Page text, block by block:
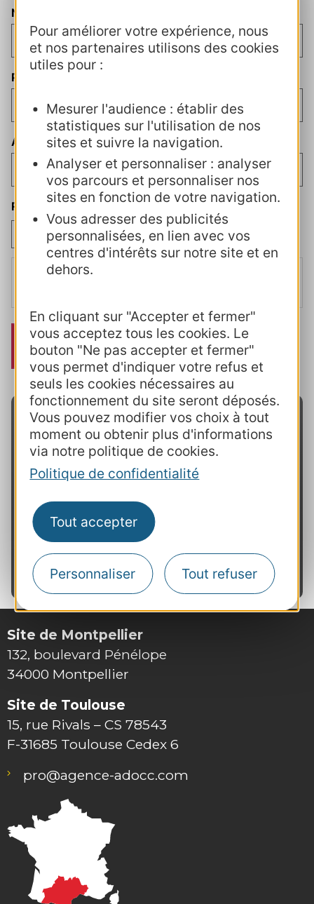
Pour améliorer votre expérience, nous
et nos partenaires utilisons des cookies
utiles pour :
Mesurer l'audience : établir des
statistiques sur l'utilisation de nos
sites et suivre la navigation.
Analyser et personnaliser : analyser
vos parcours et personnaliser nos
sites en fonction de votre navigation.
Vous adresser des publicités
personnalisées, en lien avec vos
centres d'intérêts sur notre site et en
dehors.
En cliquant sur "Accepter et fermer"
vous acceptez tous les cookies. Le
bouton "Ne pas accepter et fermer"
vous permet d'indiquer votre refus et
seuls les cookies nécessaires au
fonctionnement du site seront déposés.
Vous pouvez modifier vos choix à tout
moment ou obtenir plus d'informations
via notre politique de cookies.
Politique de confidentialité
Tout accepter
Personnaliser Tout refuser
Nom du directeur
Prénom du directeur
Adresse e-mail de la direction (Nécessaire)
RGPD et règlement intérieur
J’accepte
J’acceptela politique de confidentialité
Votre avis
"Formation très complète avec un
complémentaire"
- SC, ADT11
Site de Montpellier
132, boulevard Pénélope
34000 Montpellier
Site de Toulouse
15, rue Rivals – CS 78543
F-31685 Toulouse Cedex 6
pro@agence-adocc.com